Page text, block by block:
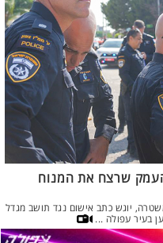
שרצח את המנוח
יוגש כתב אישום נגד תושב מגדל
בעיר עפולה ...